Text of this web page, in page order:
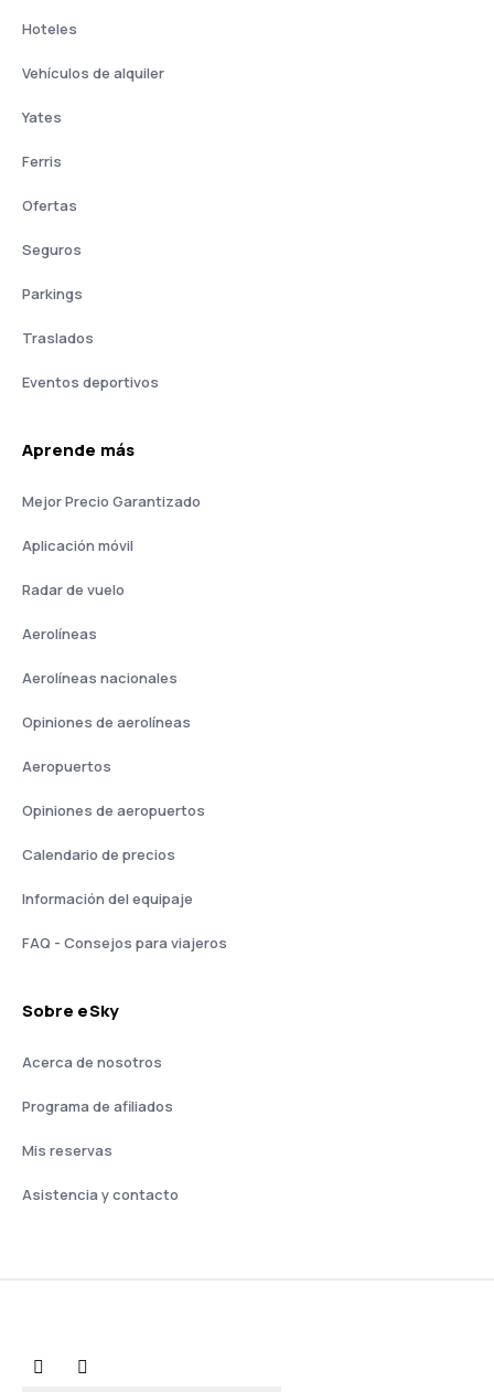
Hoteles
Vehículos de alquiler
Yates
Ferris
Ofertas
Seguros
Parkings
Traslados
Eventos deportivos
Aprende más
Mejor Precio Garantizado
Aplicación móvil
Radar de vuelo
Aerolíneas
Aerolíneas nacionales
Opiniones de aerolíneas
Aeropuertos
Opiniones de aeropuertos
Calendario de precios
Información del equipaje
FAQ - Consejos para viajeros
Sobre eSky
Acerca de nosotros
Programa de afiliados
Mis reservas
Asistencia y contacto